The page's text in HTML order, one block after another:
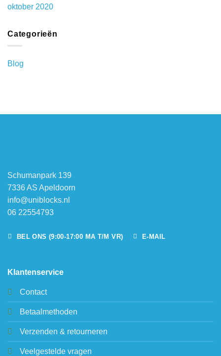
oktober 2020
Categorieën
Blog
Schumanpark 139
7336 AS Apeldoorn
info@uniblocks.nl
06 22554793
BEL ONS (9:00-17:00 MA T/M VR) E-MAIL
Klantenservice
Contact
Betaalmethoden
Verzenden & retourneren
Veelgestelde vragen